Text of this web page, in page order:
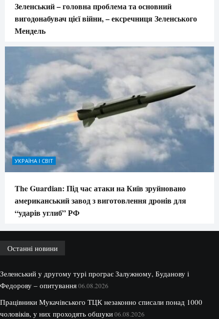
Зеленський – головна проблема та основний
вигодонабувач цієї війни, – ексречниця Зеленського
Мендель
УКРАЇНА І СВІТ
The Guardian: Під час атаки на Київ зруйновано
американський завод з виготовлення дронів для
“ударів углиб” РФ
Останні новини
Зеленський у другому турі програє Залужному, Буданову і
Федорову – опитування06.08.2026
Працівники Мукачівського ТЦК незаконно списали понад 1000
чоловіків, у них проходять обшуки06.08.2026